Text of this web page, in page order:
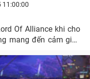
Of Alliance khi cho
mang đến cảm giác